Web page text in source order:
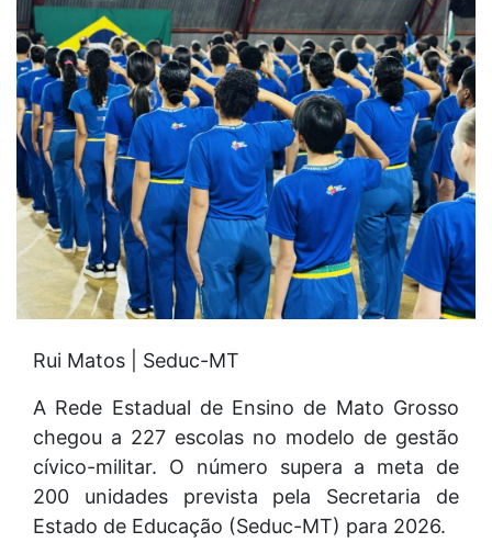
Rui Matos | Seduc-MT
A Rede Estadual de Ensino de Mato Grosso
chegou a 227 escolas no modelo de gestão
cívico-militar. O número supera a meta de
200 unidades prevista pela Secretaria de
Estado de Educação (Seduc-MT) para 2026.